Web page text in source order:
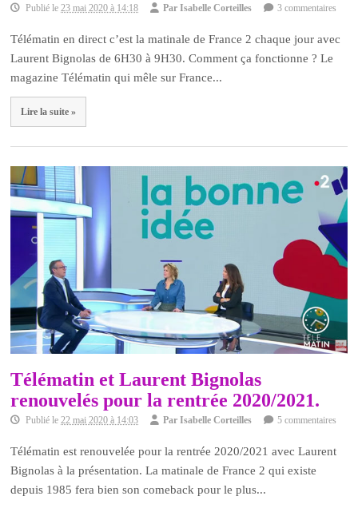
Publié le23 mai 2020 à 14:18 ParIsabelle Corteilles 3 commentaires
Télématin en direct c’est la matinale de France 2 chaque jour avec
Laurent Bignolas de 6H30 à 9H30. Comment ça fonctionne ? Le
magazine Télématin qui mêle sur France...
Lire la suite »
Télématin et Laurent Bignolas
renouvelés pour la rentrée 2020/2021.
Publié le22 mai 2020 à 14:03 ParIsabelle Corteilles 5 commentaires
Télématin est renouvelée pour la rentrée 2020/2021 avec Laurent
Bignolas à la présentation. La matinale de France 2 qui existe
depuis 1985 fera bien son comeback pour le plus...